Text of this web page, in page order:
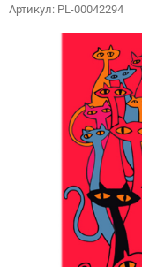
Артикул: PL-00042294